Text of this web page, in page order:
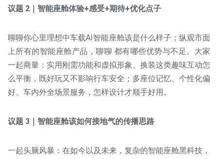
议题 2｜智能座舱体验+感受+期待+优化点子
聊聊你心里理想中车载AI智能座舱该是什么样子；纵观市面
上所有的智能座舱产品，聊聊 都有哪些优势与不足。大家
一起商量：实用刚需功能和虚拟形象、换装这类趣味互动怎
么平衡，既好玩又不影响行车安全；多座位记忆、个性化偏
好、车内外全场景服务，怎样设计才顺手好用。
议题 3｜智能座舱该如何接地气的传播思路
一起头脑风暴：在如今以及未来，复杂的智能座舱黑科技，